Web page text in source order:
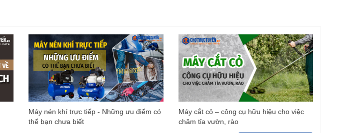
Máy nén khí trực tiếp - Những ưu điểm có
thể bạn chưa biết
Máy cắt cỏ – công cụ hữu hiệu cho việc
chăm tỉa vườn, rào